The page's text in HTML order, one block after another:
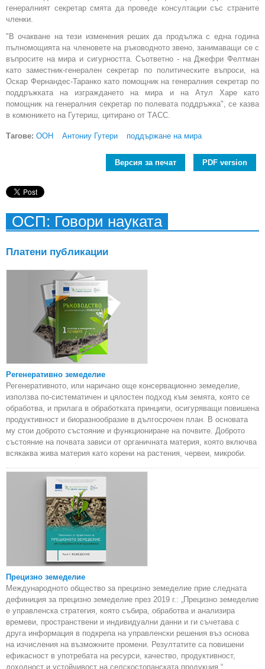
генералният секретар смята да проведе консултации със страните
членки.
"В очакване на тези изменения реших да продължа с една година
пълномощията на членовете на ръководното звено, занимаващи се с
въпросите на мира и сигурността. Съответно - на Джефри Фелтман
като заместник-генерален секретар по политическите въпроси, на
Оскар Фернандес-Таранко като помощник на генералния секретар по
поддръжката на изграждането на мира и на Атул Харе като
помощник на генералния секретар по полевата поддръжка", се казва
в комюникето на Гутериш, цитирано от ТАСС.
Тагове: ООН Антониу Гутери поддържане на мира
Версия за печат PDF version
ОСП: Говори науката
Платени публикации
Регенеративно земеделие
Регенеративното, или наричано още консервационно земеделие,
използва по-систематичен и цялостен подход към земята, която се
обработва, и прилага в обработката принципи, осигуряващи повишена
продуктивност и биоразнообразие в дългосрочен план. В основата
му стои доброто състояние и функциониране на почвите. Доброто
състояние на почвата зависи от органичната материя, която включва
всякаква жива материя като корени на растения, червеи, микроби.
Прецизно земеделие
Международното общество за прецизно земеделие прие следната
дефиниция за прецизно земеделие през 2019 г.: „Прецизно земеделие
е управленска стратегия, която събира, обработва и анализира
времеви, пространствени и индивидуални данни и ги съчетава с
друга информация в подкрепа на управленски решения въз основа
на изчисления на възможните промени. Резултатите са повишени
ефикасност в употребата на ресурси, качество, продуктивност,
доходност и устойчивост на селскостопанската продукция.“